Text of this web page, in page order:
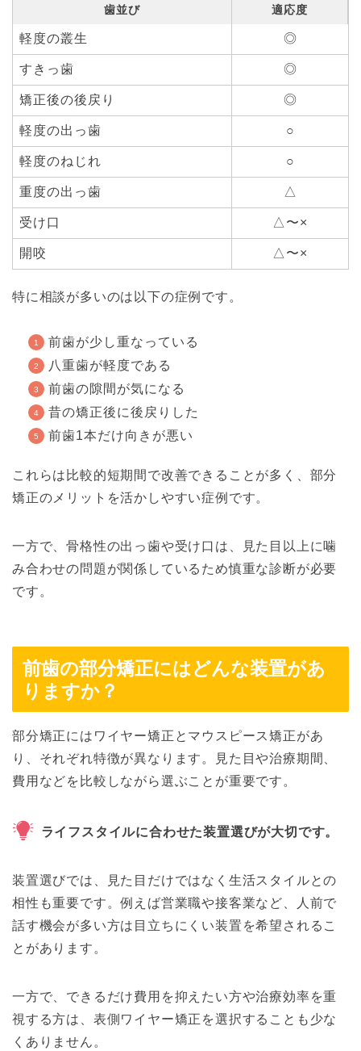
歯並び 適応度
軽度の叢生 ◎
すきっ歯 ◎
矯正後の後戻り ◎
軽度の出っ歯 ○
軽度のねじれ ○
重度の出っ歯 △
受け口 △〜×
開咬 △〜×
特に相談が多いのは以下の症例です。
前歯が少し重なっている
八重歯が軽度である
前歯の隙間が気になる
昔の矯正後に後戻りした
前歯1本だけ向きが悪い
これらは比較的短期間で改善できることが多く、部分
矯正のメリットを活かしやすい症例です。
一方で、骨格性の出っ歯や受け口は、見た目以上に噛
み合わせの問題が関係しているため慎重な診断が必要
です。
前歯の部分矯正にはどんな装置があ
りますか？
部分矯正にはワイヤー矯正とマウスピース矯正があ
り、それぞれ特徴が異なります。見た目や治療期間、
費用などを比較しながら選ぶことが重要です。
ライフスタイルに合わせた装置選びが大切です。
装置選びでは、見た目だけではなく生活スタイルとの
相性も重要です。例えば営業職や接客業など、人前で
話す機会が多い方は目立ちにくい装置を希望されるこ
とがあります。
一方で、できるだけ費用を抑えたい方や治療効率を重
視する方は、表側ワイヤー矯正を選択することも少な
くありません。